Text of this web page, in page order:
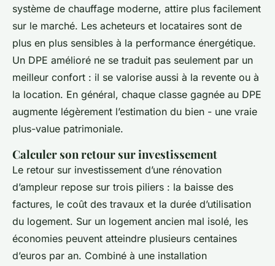
système de chauffage moderne, attire plus facilement
sur le marché. Les acheteurs et locataires sont de
plus en plus sensibles à la performance énergétique.
Un DPE amélioré ne se traduit pas seulement par un
meilleur confort : il se valorise aussi à la revente ou à
la location. En général, chaque classe gagnée au DPE
augmente légèrement l’estimation du bien - une vraie
plus-value patrimoniale.
Calculer son retour sur investissement
Le retour sur investissement d’une rénovation
d’ampleur repose sur trois piliers : la baisse des
factures, le coût des travaux et la durée d’utilisation
du logement. Sur un logement ancien mal isolé, les
économies peuvent atteindre plusieurs centaines
d’euros par an. Combiné à une installation